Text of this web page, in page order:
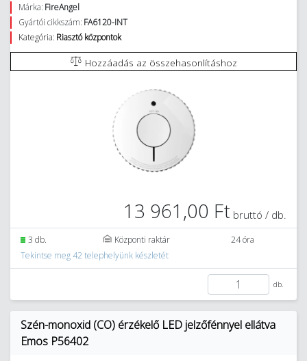
Márka: FireAngel
Gyártói cikkszám: FA6120-INT
Kategória: Riasztó központok
Hozzáadás az összehasonlításhoz
13 961,00 Ft bruttó / db.
3 db. Központi raktár
24 óra
Tekintse meg 42 telephelyünk készletét
db.
Szén-monoxid (CO) érzékelő LED jelzőfénnyel ellátva
Emos P56402